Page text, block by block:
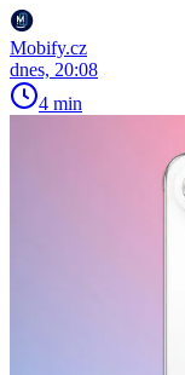
Mobify.cz
dnes, 20:08
4 min